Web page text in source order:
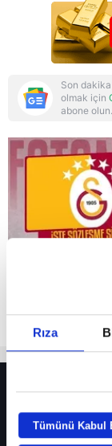
Rıza
Tümünü Kabul
Reddet
Son
olmak için
abone olun.
Fenerbahçe’de